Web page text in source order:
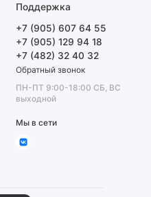
Поддержка
+7 (905) 607 64 55
+7 (905) 129 94 18
+7 (482) 32 40 32
Обратный звонок
ПН-ПТ 9:00-18:00 СБ, ВС
выходной
Мы в сети